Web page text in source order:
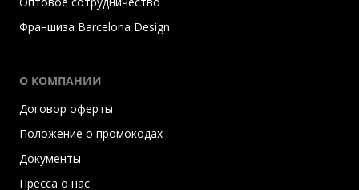
Франшиза Barcelona Design
О КОМПАНИИ
Договор оферты
Положение о промокодах
Документы
Пресса о нас